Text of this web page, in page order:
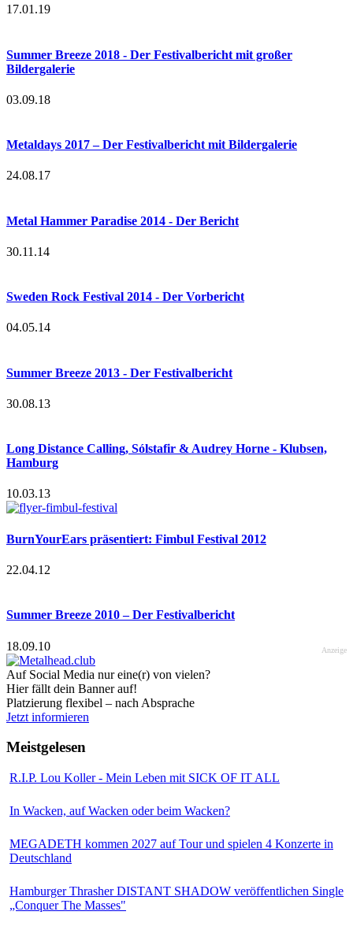
17.01.19
Summer Breeze 2018 - Der Festivalbericht mit großer
Bildergalerie
03.09.18
Metaldays 2017 – Der Festivalbericht mit Bildergalerie
24.08.17
Metal Hammer Paradise 2014 - Der Bericht
30.11.14
Sweden Rock Festival 2014 - Der Vorbericht
04.05.14
Summer Breeze 2013 - Der Festivalbericht
30.08.13
Long Distance Calling, Sólstafir & Audrey Horne - Klubsen,
Hamburg
10.03.13
BurnYourEars präsentiert: Fimbul Festival 2012
22.04.12
Summer Breeze 2010 – Der Festivalbericht
18.09.10 Anzeige
Auf Social Media nur eine(r) von vielen?
Hier fällt dein Banner auf!
Platzierung flexibel – nach Absprache
Jetzt informieren
Meistgelesen
R.I.P. Lou Koller - Mein Leben mit SICK OF IT ALL
In Wacken, auf Wacken oder beim Wacken?
MEGADETH kommen 2027 auf Tour und spielen 4 Konzerte in
Deutschland
Hamburger Thrasher DISTANT SHADOW veröffentlichen Single
„Conquer The Masses"